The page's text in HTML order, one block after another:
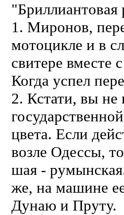
"Бриллиантовая
1. Миронов,
мотоцикле и в
свитере вместе
Когда успел
2. Кстати, вы не
цвета. Если
возле Одессы,
шая -
же, на машине
Дунаю и Пруту.